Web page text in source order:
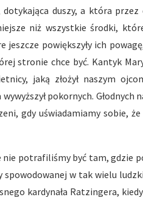
duszy, a która przez
niż wszystkie środki,
jeszcze powiększyły ich
stronie chce być. Kantyk
jaką złożył naszym
pokornych. Głodnych
gdy uświadamiamy sobie,
potrafiliśmy być tam, gdzie
spowodowanej w tak wielu
kardynała Ratzingera,